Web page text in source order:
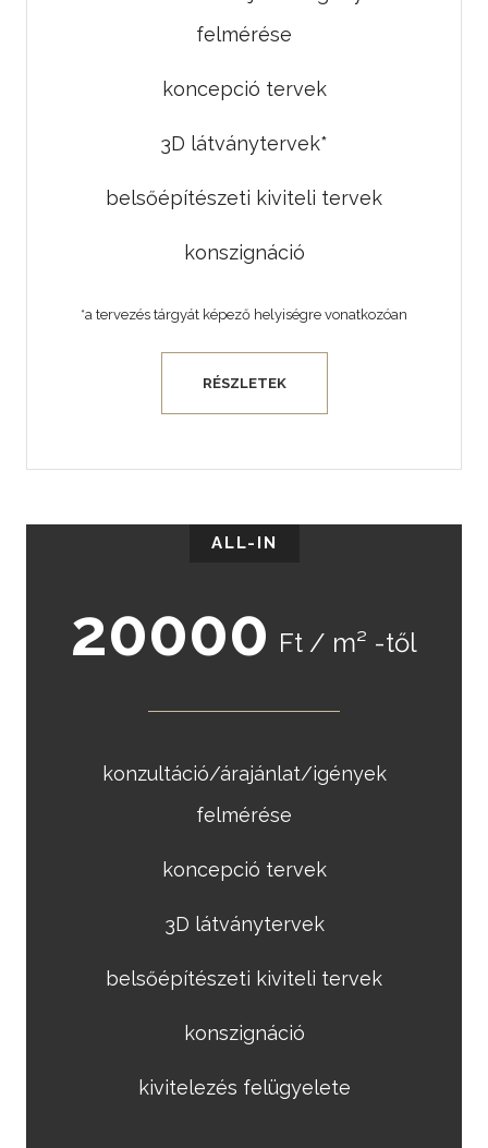
felmérése
koncepció tervek
3D látványtervek*
belsőépítészeti kiviteli tervek
konszignáció
*a tervezés tárgyát képező helyiségre vonatkozóan
RÉSZLETEK
ALL-IN
20000 Ft / m² -től
konzultáció/árajánlat/igények
felmérése
koncepció tervek
3D látványtervek
belsőépítészeti kiviteli tervek
konszignáció
kivitelezés felügyelete